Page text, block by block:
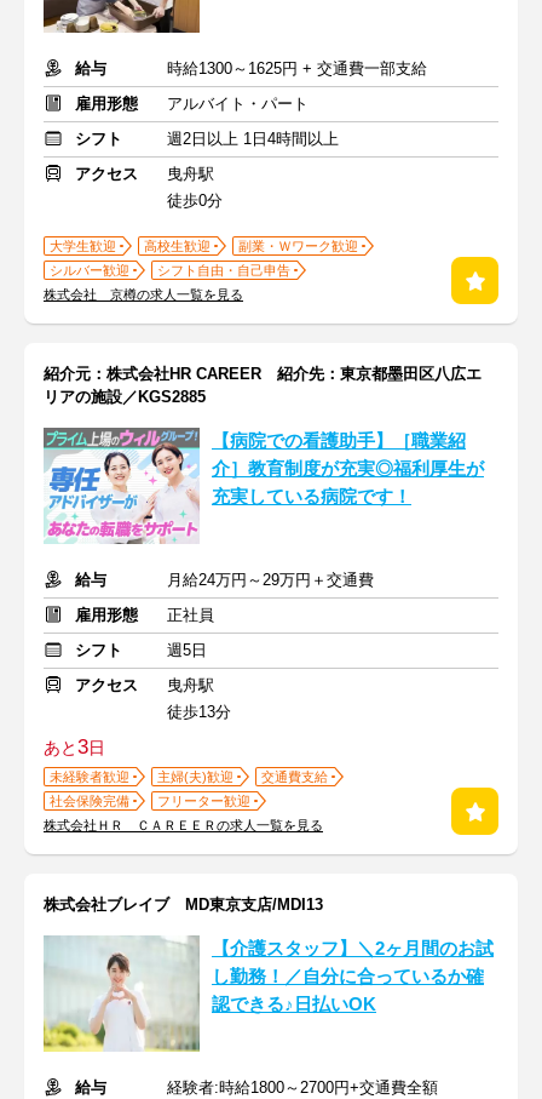
給与
時給1300～1625円 + 交通費一部支給
雇用形態
アルバイト・パート
シフト
週2日以上 1日4時間以上
アクセス
曳舟駅
徒歩0分
大学生歓迎 高校生歓迎
副業・Ｗワーク歓迎
シルバー歓迎
シフト自由・自己申告
株式会社 京樽の求人一覧を見る
紹介元：株式会社HR CAREER 紹介先：東京都墨田区八広エ
リアの施設／KGS2885
【病院での看護助手】［職業紹
介］教育制度が充実◎福利厚生が
充実している病院です！
給与
月給24万円～29万円＋交通費
雇用形態
正社員
シフト
週5日
アクセス
曳舟駅
徒歩13分
あと3日
未経験者歓迎 主婦(夫)歓迎
交通費支給
社会保険完備
フリーター歓迎
株式会社ＨＲ ＣＡＲＥＥＲの求人一覧を見る
株式会社ブレイブ MD東京支店/MDI13
【介護スタッフ】＼2ヶ月間のお試
し勤務！／自分に合っているか確
認できる♪日払いOK
給与
経験者:時給1800～2700円+交通費全額